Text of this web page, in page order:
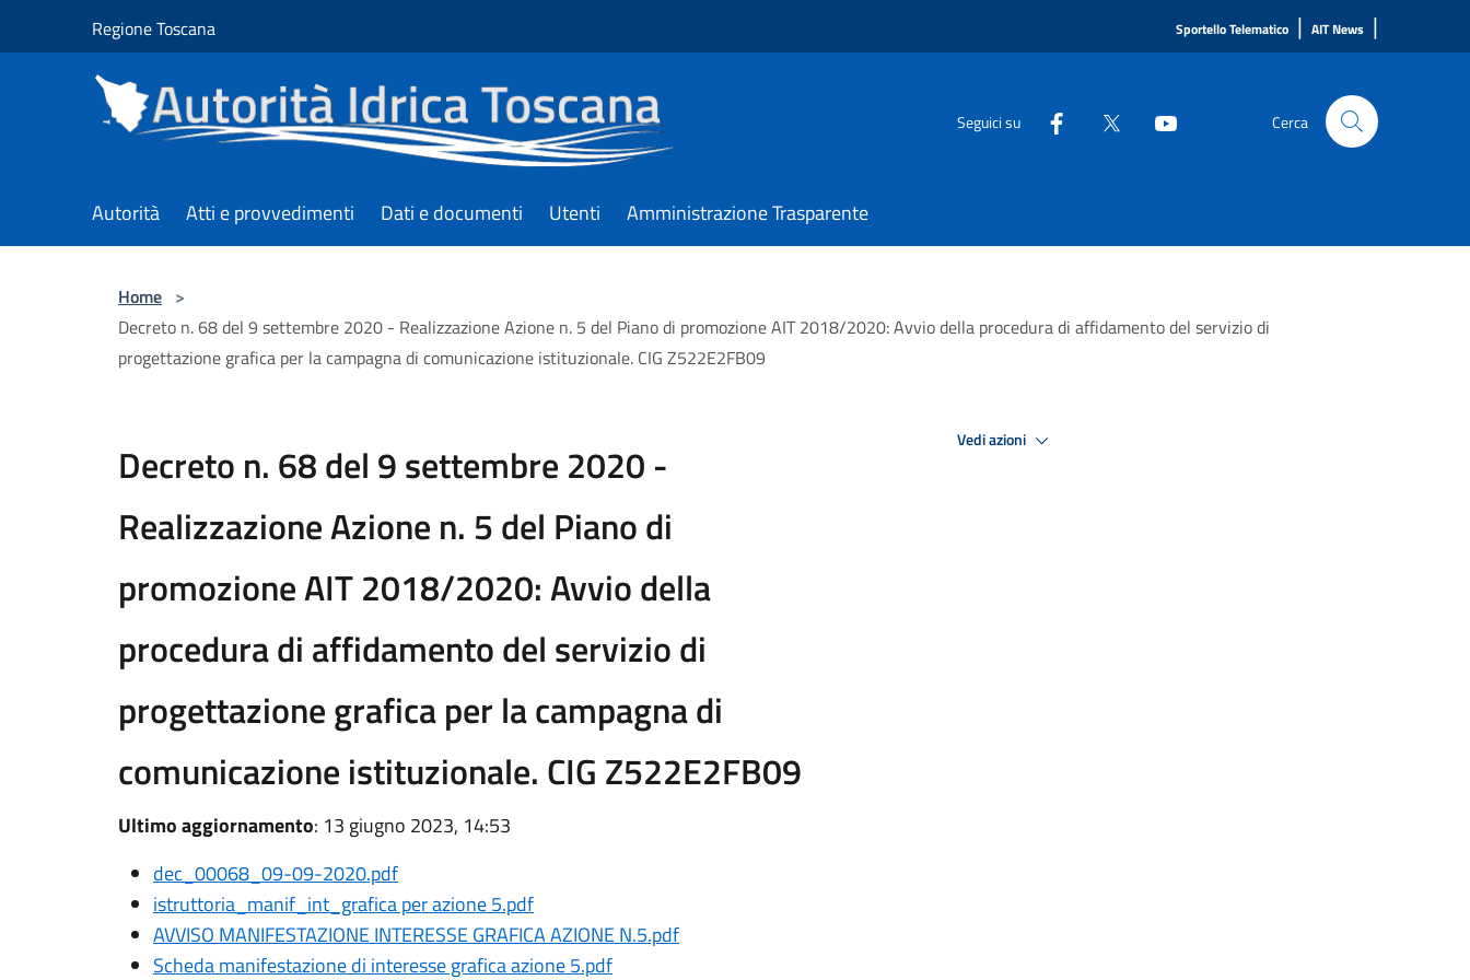
Regione Toscana Sportello Telematico | AIT News |
Seguici su Cerca
Autorità Atti e provvedimenti Dati e documenti Utenti Amministrazione Trasparente
Home >
Decreto n. 68 del 9 settembre 2020 - Realizzazione Azione n. 5 del Piano di promozione AIT 2018/2020: Avvio della procedura di affidamento del servizio di
progettazione grafica per la campagna di comunicazione istituzionale. CIG Z522E2FB09
Decreto n. 68 del 9 settembre 2020 -
Realizzazione Azione n. 5 del Piano di
promozione AIT 2018/2020: Avvio della
procedura di affidamento del servizio di
progettazione grafica per la campagna di
comunicazione istituzionale. CIG Z522E2FB09
Ultimo aggiornamento: 13 giugno 2023, 14:53
dec_00068_09-09-2020.pdf
istruttoria_manif_int_grafica per azione 5.pdf
AVVISO MANIFESTAZIONE INTERESSE GRAFICA AZIONE N.5.pdf
Scheda manifestazione di interesse grafica azione 5.pdf
Vedi azioni